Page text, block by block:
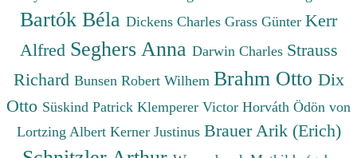
Bartók Béla Dickens Charles Grass Günter Kerr
Alfred Seghers Anna Darwin Charles Strauss
Richard Bunsen Robert Wilhem Brahm Otto Dix
Otto Süskind Patrick Klemperer Victor Horváth Ödön von
Lortzing Albert Kerner Justinus Brauer Arik (Erich)